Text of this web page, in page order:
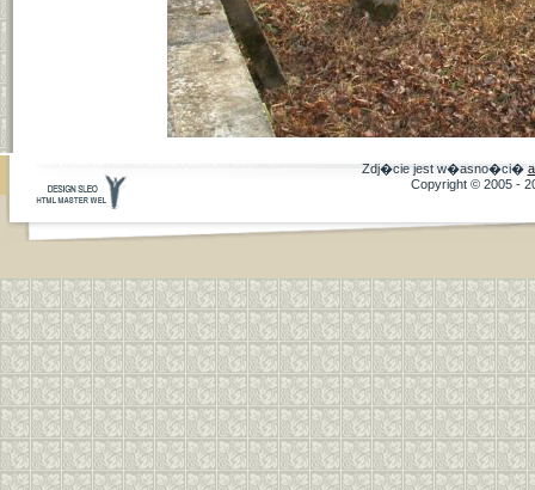
Zdj�cie jest w�asno�ci�
Copyright © 2005 -